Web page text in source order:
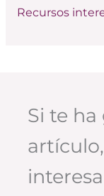
Recursos
Si te